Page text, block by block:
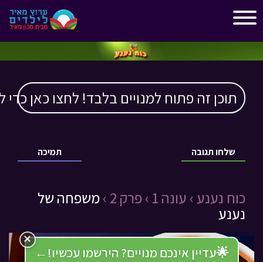
תוכן זה פתוח למנויים בלבד! לחצו כאן כדי
תמיכה שלחו תגובה
כוח נענע › עונה 1 › פרק 2 ›
משפחה של
נענע
🌟עדיין אינכם מנויים? הירשמו עכשיו! ←
×